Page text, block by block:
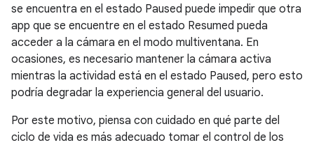
se encuentra en el estado Paused puede impedir que otra
app que se encuentre en el estado Resumed pueda
acceder a la cámara en el modo multiventana. En
ocasiones, es necesario mantener la cámara activa
mientras la actividad está en el estado Paused, pero esto
podría degradar la experiencia general del usuario.
Por este motivo, piensa con cuidado en qué parte del
ciclo de vida es más adecuado tomar el control de los